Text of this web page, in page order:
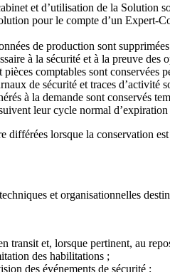
et d’utilisation de la Solution
pour le compte d’un Expert-
de production sont
à la sécurité et à la preuve des
comptables sont conservées
de sécurité et traces d’activité
à la demande sont conservés
leur cycle normal
différées lorsque la conservation
et organisationnelles
transit et, lorsque pertinent, au
des habilitations ;
des événements de sécurité ;